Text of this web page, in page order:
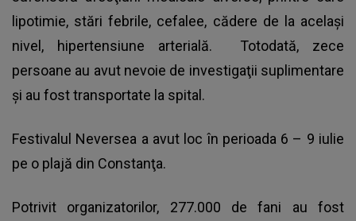
lipotimie, stări febrile, cefalee, cădere de la acelaşi
nivel, hipertensiune arterială. Totodată, zece
persoane au avut nevoie de investigaţii suplimentare
şi au fost transportate la spital.
Festivalul Neversea a avut loc în perioada 6 – 9 iulie
pe o plajă din Constanţa.
Potrivit organizatorilor, 277.000 de fani au fost